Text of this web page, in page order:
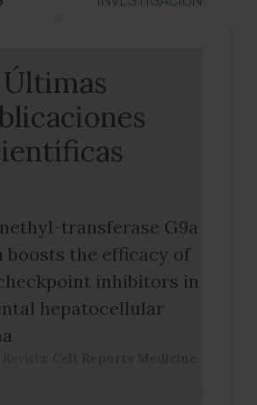
Últimas
transferase G9a
the efficacy of
inhibitors in
hepatocellular